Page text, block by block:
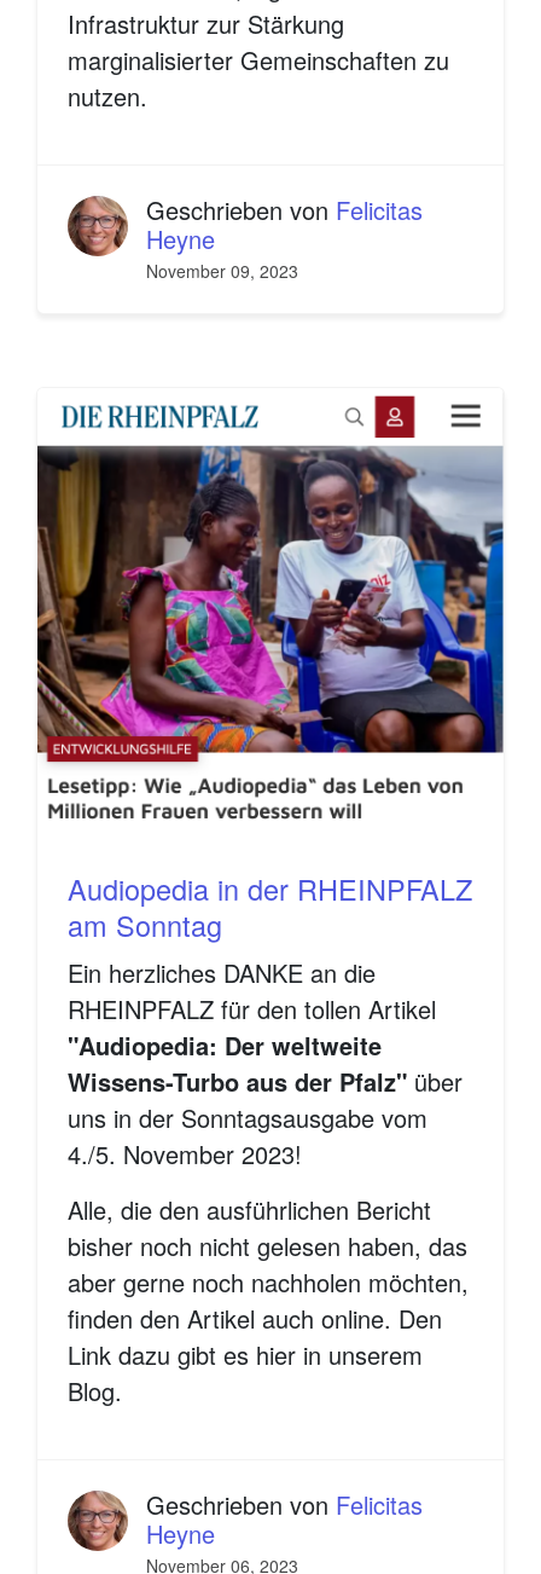
Infrastruktur zur Stärkung
marginalisierter Gemeinschaften zu
nutzen.
Geschrieben von Felicitas
Heyne
November 09, 2023
Audiopedia in der RHEINPFALZ
am Sonntag
Ein herzliches DANKE an die
RHEINPFALZ für den tollen Artikel
"Audiopedia: Der weltweite
Wissens-Turbo aus der Pfalz" über
uns in der Sonntagsausgabe vom
4./5. November 2023!
Alle, die den ausführlichen Bericht
bisher noch nicht gelesen haben, das
aber gerne noch nachholen möchten,
finden den Artikel auch online. Den
Link dazu gibt es hier in unserem
Blog.
Geschrieben von Felicitas
Heyne
November 06, 2023